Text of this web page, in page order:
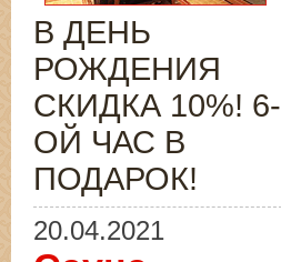
В ДЕНЬ
РОЖДЕНИЯ
СКИДКА 10%! 6-
ОЙ ЧАС В
ПОДАРОК!
20.04.2021